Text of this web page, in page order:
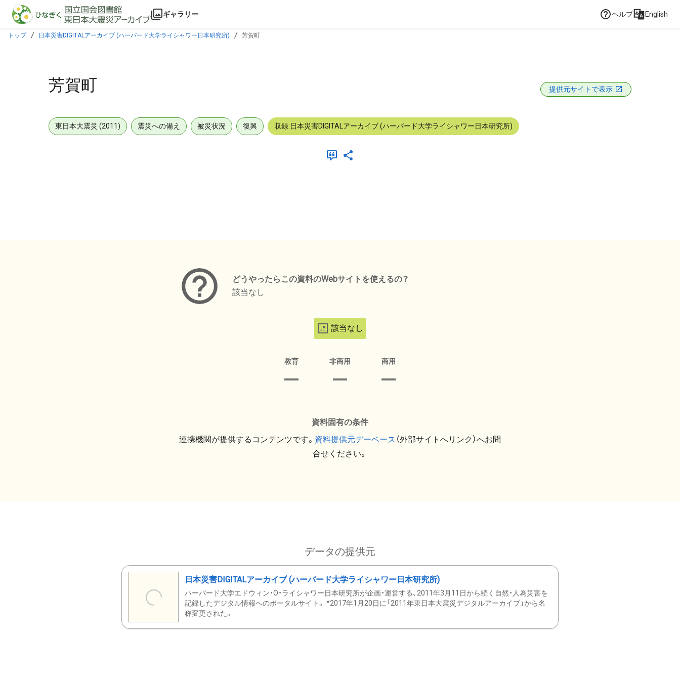
本文に飛ぶ
ギャラリー ヘルプ English
トップ 日本災害DIGITALアーカイブ (ハーバード大学ライシャワー日本研究所) 芳賀町
芳賀町 提供元サイトで表示
東日本大震災 (2011) 震災への備え 被災状況 復興 収録:日本災害DIGITALアーカイブ (ハーバード大学ライシャワー日本研究所)
どうやったらこの資料のWebサイトを使えるの？
該当なし
該当なし
教育 非商用 商用
資料固有の条件
連携機関が提供するコンテンツです。 資料提供元デーベース （外部サイトへリンク）へお問
合せください。
データの提供元
日本災害DIGITALアーカイブ (ハーバード大学ライシャワー日本研究所)
ハーバード大学エドウィン・O・ライシャワー日本研究所が企画・運営する、2011年3月11日から続く自然・人為災害を
記録したデジタル情報へのポータルサイト。 *2017年1月20日に「2011年東日本大震災デジタルアーカイブ」から名
称変更された。